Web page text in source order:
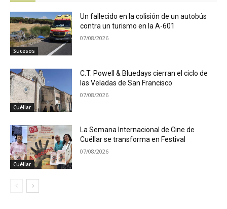
Sucesos
Un fallecido en la colisión de un autobús
contra un turismo en la A-601
07/08/2026
Cuéllar
C.T. Powell & Bluedays cierran el ciclo de
las Veladas de San Francisco
07/08/2026
Cuéllar
La Semana Internacional de Cine de
Cuéllar se transforma en Festival
07/08/2026